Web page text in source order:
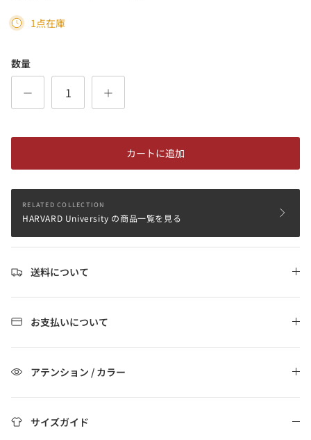
1点在庫
数量
カートに追加
RELATED COLLECTION
HARVARD University の商品一覧を見る
送料について
お支払いについて
アテンション / カラー
サイズガイド